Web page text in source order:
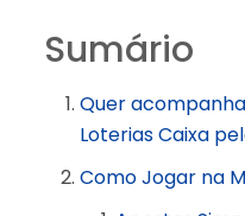
Sumário
Quer
Loterias Caixa
Como Jogar na